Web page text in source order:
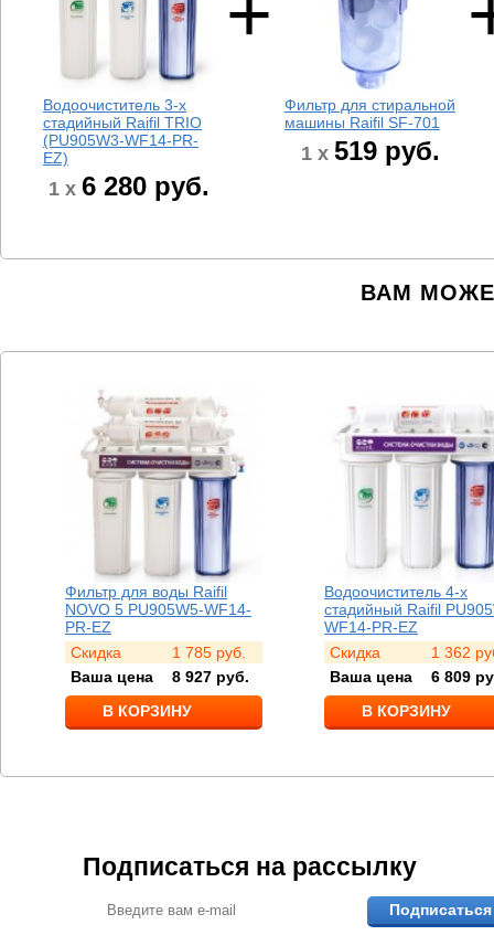
Водоочиститель 3-х
стадийный Raifil TRIO
(PU905W3-WF14-PR-
EZ)
1 x6 280 руб.
Фильтр для стиральной
машины Raifil SF-701
1 x 519руб.
ВАМ
Фильтр для воды Raifil
NOVO 5 PU905W5-WF14-
PR-EZ
Скидка
1 785 руб.
Ваша цена
8 927 руб.
В КОРЗИНУ
Водоочиститель 4-х
стадийный Raifil
WF14-PR-EZ
Скидка
1 362
Ваша цена
6 809
В КОРЗИНУ
Подписаться на рассылку
Подписаться